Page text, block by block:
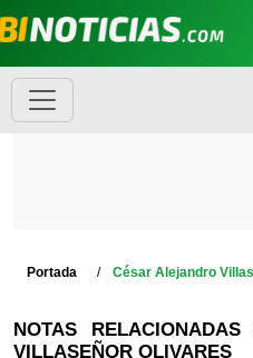
Portada César Alejandro
NOTAS
VILLASEÑOR OLIVARES